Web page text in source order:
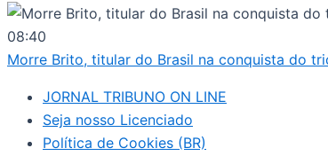
08:40
Morre Brito, titular do Brasil na conquista do
JORNAL TRIBUNO ON LINE
Seja nosso Licenciado
Política de Cookies (BR)